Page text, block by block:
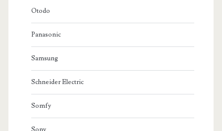
Otodo
Panasonic
Samsung
Schneider Electric
Somfy